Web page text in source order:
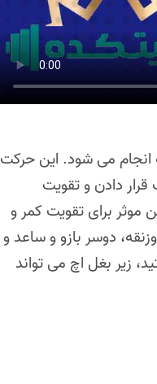
انجام می شود. این حرکت
دادن و تقویت
برای تقویت کمر و
دوسر بازو و ساعد و
زیر بغل اچ می تواند